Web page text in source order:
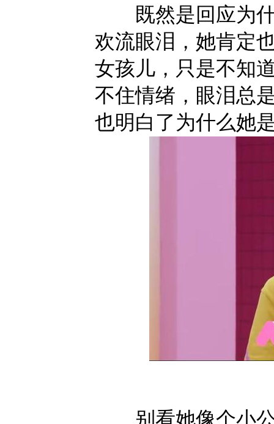
既然是回应为什
欢流眼泪，她肯定
女孩儿，只是不知
不住情绪，眼泪总
也明白了为什么她
别看她像个小公